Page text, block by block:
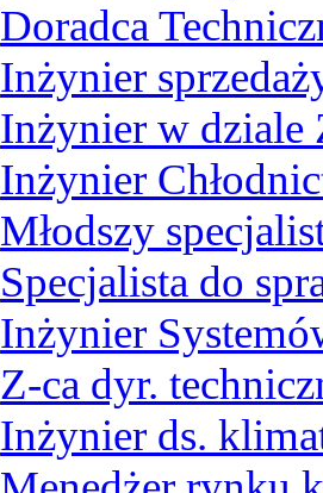
Doradca
Inżynier
Inżynier w dziale
Inżynier
Młodszy
Specjalista do
Inżynier
Z-ca dyr.
Inżynier ds.